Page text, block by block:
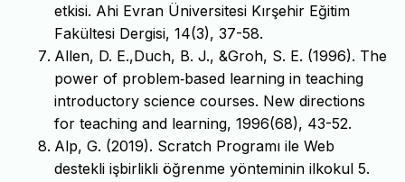
etkisi. Ahi Evran Üniversitesi Kırşehir Eğitim
Fakültesi Dergisi, 14(3), 37-58.
Allen, D. E.,Duch, B. J., &Groh, S. E. (1996). The
power of problem‐based learning in teaching
introductory science courses. New directions
for teaching and learning, 1996(68), 43-52.
Alp, G. (2019). Scratch Programı ile Web
destekli işbirlikli öğrenme yönteminin ilkokul 5.